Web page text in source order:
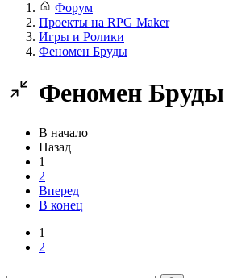
Форум
Проекты на RPG Maker
Игры и Ролики
Феномен Бруды
Феномен Бруды
В начало
Назад
1
2
Вперед
В конец
1
2